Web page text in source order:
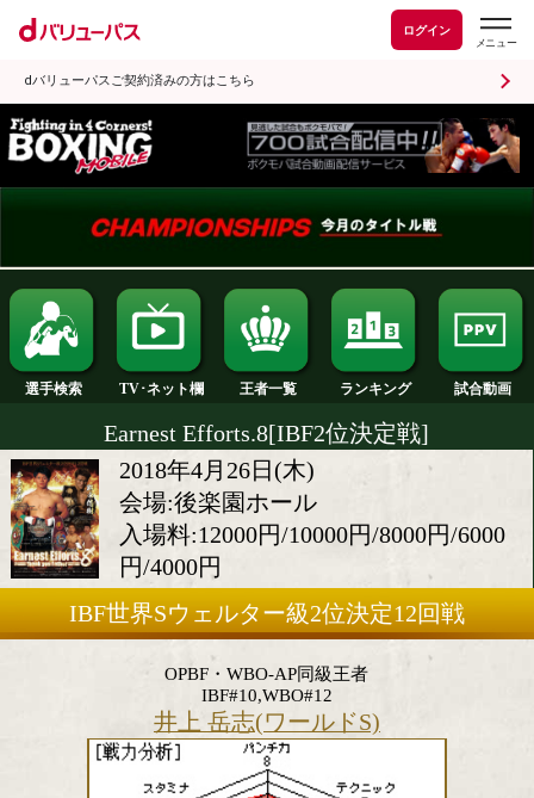
ログイン
dバリューパスご契約済みの方はこちら
選手検索 TV･ネット欄 王者一覧 ランキング
Earnest Efforts.8[IBF2位決定戦]
2018年4月26日(木)
会場:後楽園ホール
入場料:12000円/10000円/8000
円/4000円
IBF世界Sウェルター級2位決定12